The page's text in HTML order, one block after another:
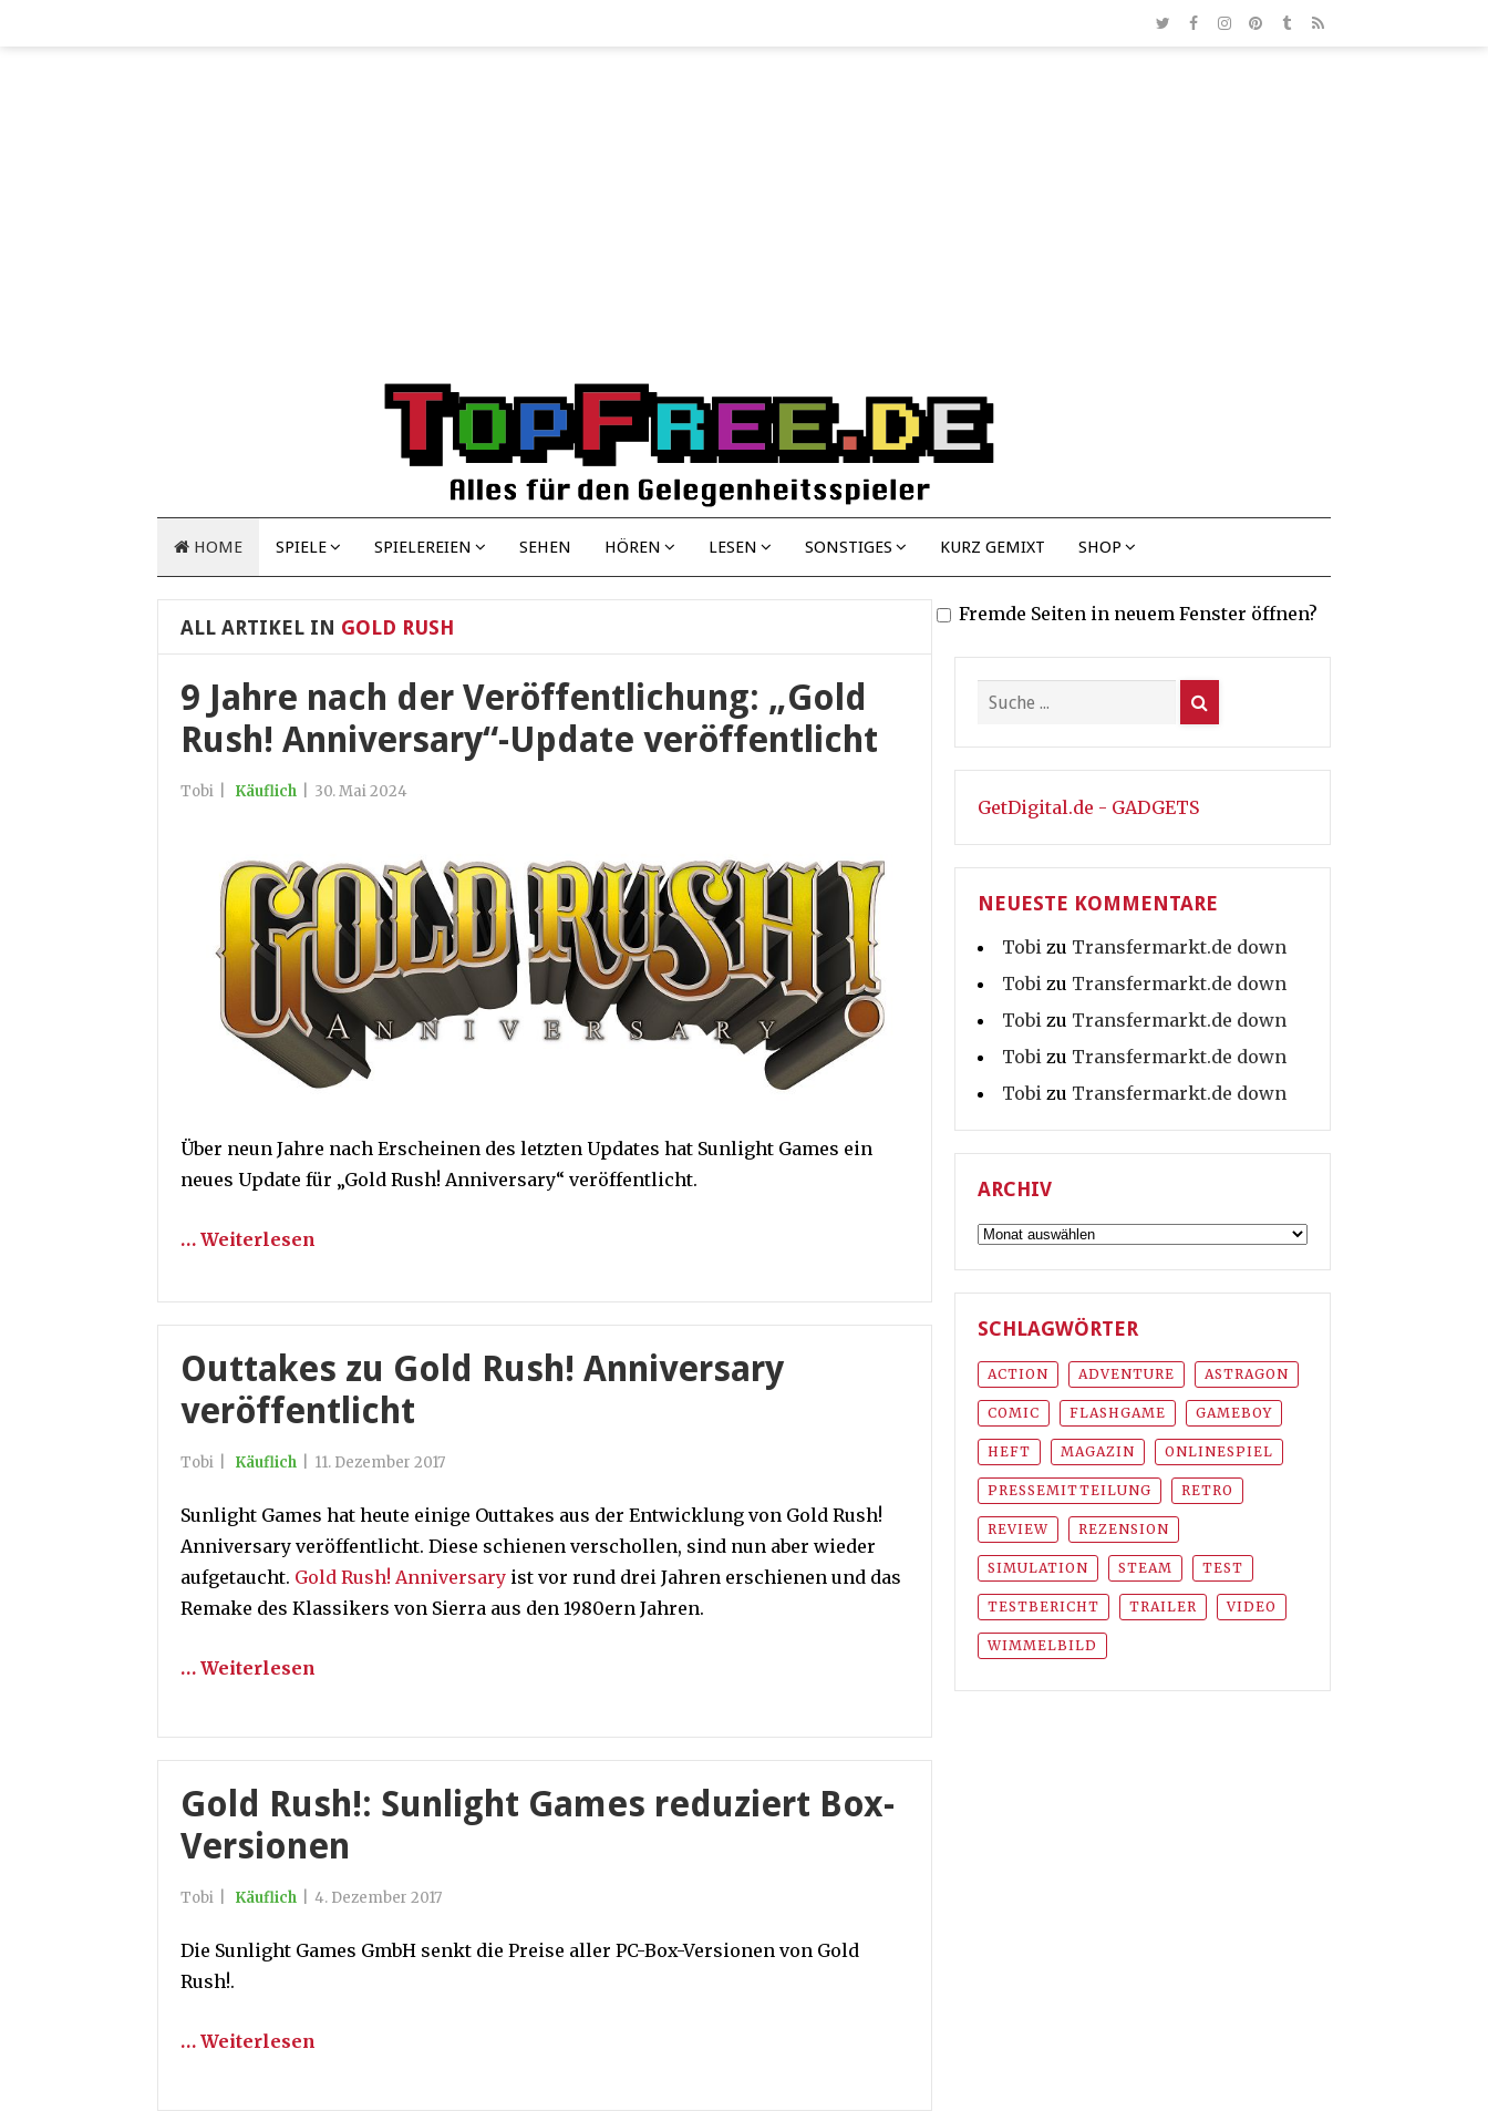
HOME SPIELE SPIELEREIEN SEHEN HÖREN LESEN SONSTIGES KURZ GEMIXT SHOP
ALL ARTIKEL IN GOLD RUSH
9 Jahre nach der Veröffentlichung: „Gold
Rush! Anniversary“-Update veröffentlicht
Tobi Käuflich 30. Mai 2024
Über neun Jahre nach Erscheinen des letzten Updates hat Sunlight Games ein
neues Update für „Gold Rush! Anniversary“ veröffentlicht.
… Weiterlesen
Outtakes zu Gold Rush! Anniversary
veröffentlicht
Tobi Käuflich 11. Dezember 2017
Sunlight Games hat heute einige Outtakes aus der Entwicklung von Gold Rush!
Anniversary veröffentlicht. Diese schienen verschollen, sind nun aber wieder
aufgetaucht. Gold Rush! Anniversary ist vor rund drei Jahren erschienen und das
Remake des Klassikers von Sierra aus den 1980ern Jahren.
… Weiterlesen
Gold Rush!: Sunlight Games reduziert Box-
Versionen
Tobi Käuflich 4. Dezember 2017
Die Sunlight Games GmbH senkt die Preise aller PC-Box-Versionen von Gold
Rush!.
… Weiterlesen
Fremde Seiten in neuem Fenster öffnen?
GetDigital.de - GADGETS
NEUESTE KOMMENTARE
Tobi zu Transfermarkt.de down
Tobi zu Transfermarkt.de down
Tobi zu Transfermarkt.de down
Tobi zu Transfermarkt.de down
Tobi zu Transfermarkt.de down
ARCHIV
Archiv
SCHLAGWÖRTER
ACTION ADVENTURE ASTRAGON
COMIC FLASHGAME GAMEBOY
HEFT MAGAZIN ONLINESPIEL
PRESSEMITTEILUNG RETRO
REVIEW REZENSION
SIMULATION STEAM TEST
TESTBERICHT TRAILER VIDEO
WIMMELBILD